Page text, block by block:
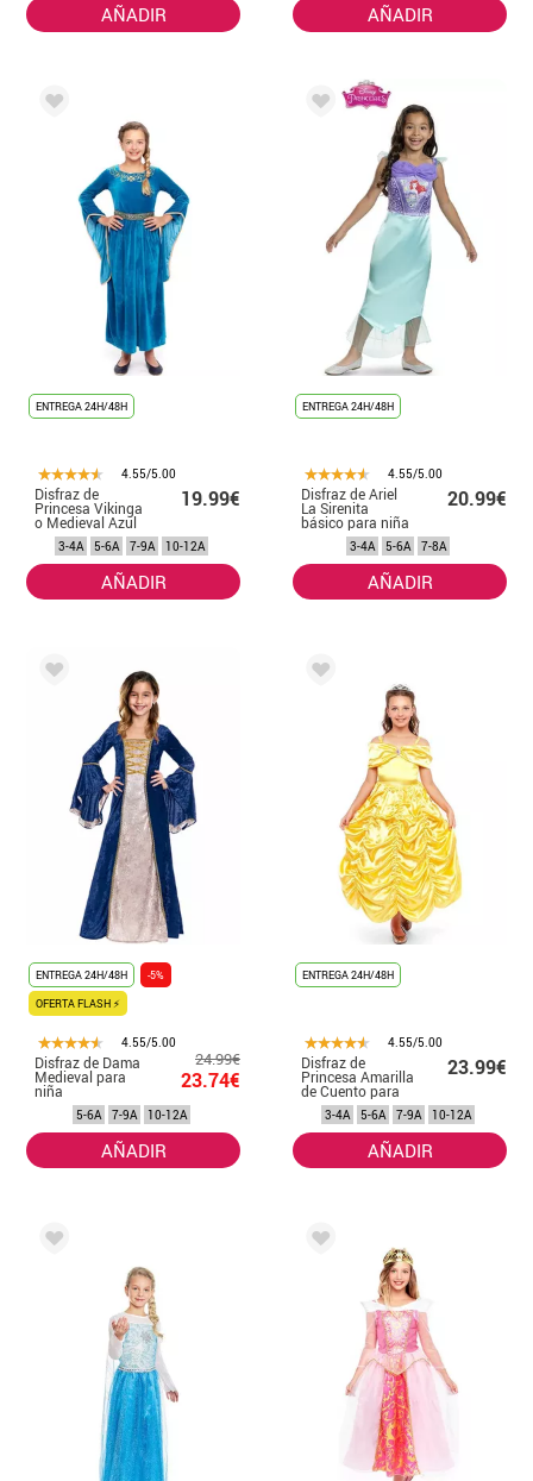
AÑADIR AÑADIR
ENTREGA 24H/48H
4.55/5.00
Disfraz de
Princesa Vikinga
o Medieval Azul
para niña
19.99€
3-4A 5-6A 7-9A 10-12A
AÑADIR
ENTREGA 24H/48H
4.55/5.00
Disfraz de Ariel
La Sirenita
básico para niña
20.99€
3-4A 5-6A 7-8A
AÑADIR
ENTREGA 24H/48H
-5%
OFERTA FLASH ⚡
4.55/5.00
Disfraz de Dama
Medieval para
niña
24.99€
23.74€
5-6A 7-9A 10-12A
AÑADIR
ENTREGA 24H/48H
4.55/5.00
Disfraz de
Princesa Amarilla
de Cuento para
niña
23.99€
3-4A 5-6A 7-9A 10-12A
AÑADIR